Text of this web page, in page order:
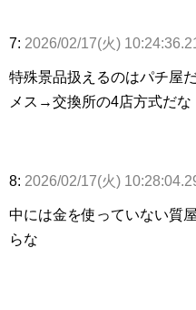
7: 2026/02/17(火)
特殊景品扱えるのはパチ屋
メス→交換所の4店方式だな
8: 2026/02/17(火)
中には金を使っていない質
らな